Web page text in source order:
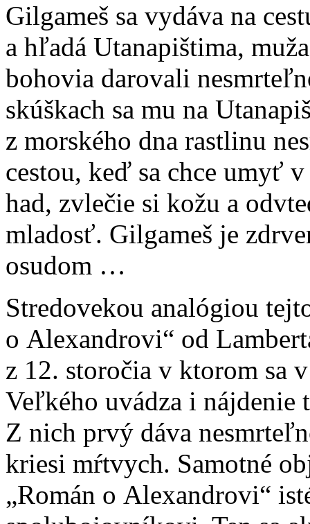
Gilgameš sa vydáva na
a hľadá Utanapištima,
bohovia darovali
skúškach sa mu na
z morského dna rastlinu
cestou, keď sa chce umyť
had, zvlečie si kožu a
mladosť. Gilgameš je
osudom …
Stredovekou analógiou
o Alexandrovi“ od
z 12. storočia v ktorom sa
Veľkého uvádza i nájdenie
Z nich prvý dáva
kriesi mŕtvych. Samotné
„Román o Alexandrovi“